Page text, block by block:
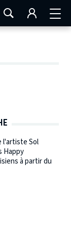
ROCHELLE
l'artiste Sol
Happy
à partir du